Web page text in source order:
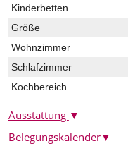
Kinderbetten
Größe
Wohnzimmer
Schlafzimmer
Kochbereich
Ausstattung ▼
Belegungskalender▼